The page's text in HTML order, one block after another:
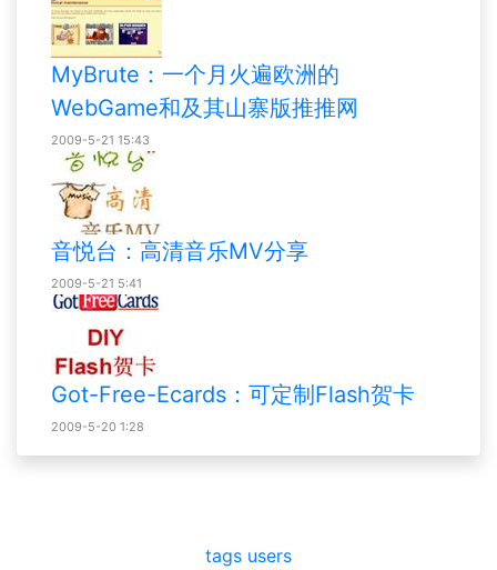
MyBrute：一个月火遍欧洲的
WebGame和及其山寨版推推网
2009-5-21 15:43
音悦台：高清音乐MV分享
2009-5-21 5:41
Got-Free-Ecards：可定制Flash贺卡
2009-5-20 1:28
tags users